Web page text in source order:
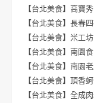
【台北美食】高寶
【台北美食】長春
【台北美食】米工
【台北美食】南園
【台北美食】南園
【台北美食】頂香
【台北美食】全成